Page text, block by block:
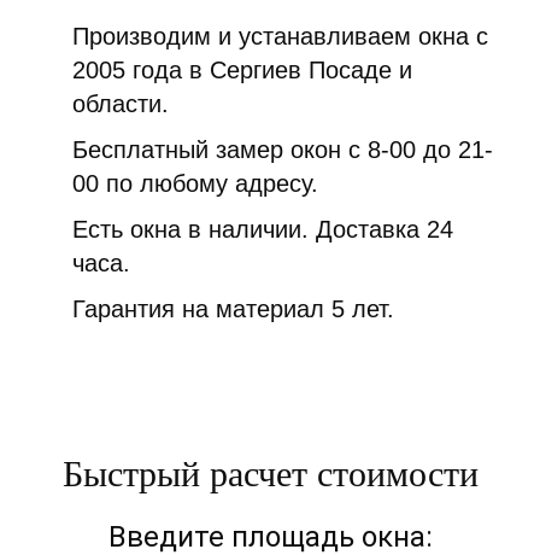
Производим и устанавливаем окна с
2005 года в Сергиев Посаде и
области.
Бесплатный замер окон с 8-00 до 21-
00 по любому адресу.
Есть окна в наличии. Доставка 24
часа.
Гарантия на материал 5 лет.
Быстрый расчет стоимости
Введите площадь окна: